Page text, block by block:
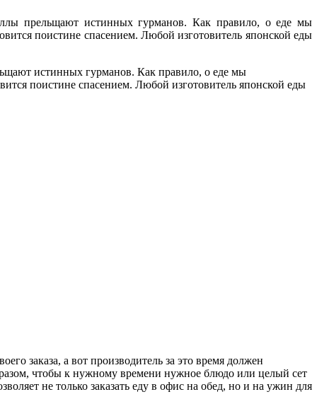
прельщают истинных гурманов. Как правило, о еде мы
поистине спасением. Любой изготовитель японской еды
истинных гурманов. Как правило, о еде мы
поистине спасением. Любой изготовитель японской еды
заказа, а вот производитель за это время должен
чтобы к нужному времени нужное блюдо или целый сет
не только заказать еду в офис на обед, но и на ужин для